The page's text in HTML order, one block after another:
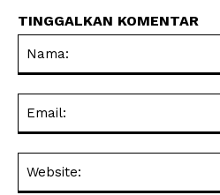
TINGGALKAN KOMENTAR